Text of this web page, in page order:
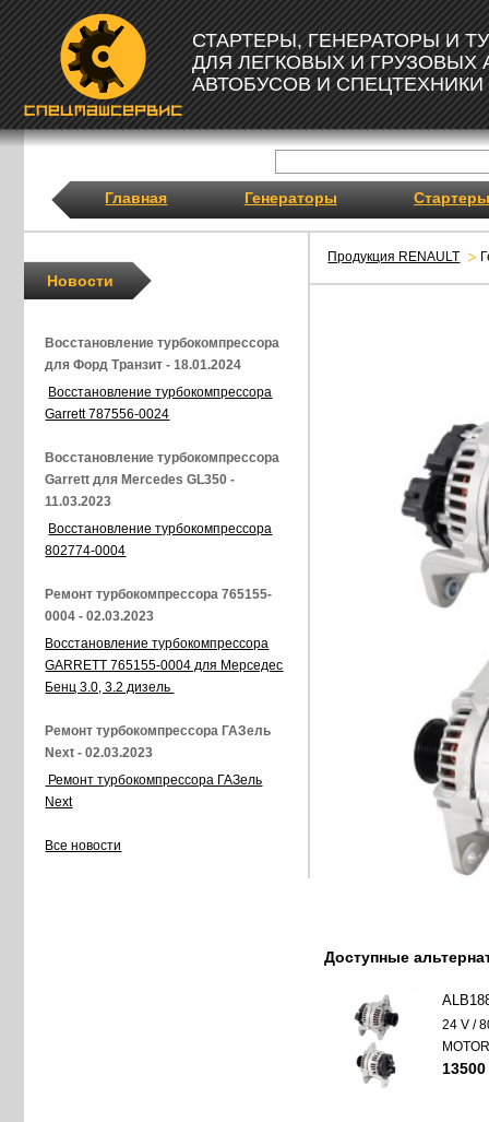
СТАРТЕРЫ, ГЕНЕРАТОРЫ И
ДЛЯ ЛЕГКОВЫХ И ГРУЗОВЫХ
АВТОБУСОВ И СПЕЦТЕХНИКИ
Главная Генераторы Стартеры
Продукция RENAULT
Доступные
24 V /
Новости
Восстановление турбокомпрессора
для Форд Транзит - 18.01.2024
Восстановление турбокомпрессора
Garrett 787556-0024
Восстановление турбокомпрессора
Garrett для Mercedes GL350 -
11.03.2023
Восстановление турбокомпрессора
802774-0004
Ремонт турбокомпрессора 765155-
0004 - 02.03.2023
Восстановление турбокомпрессора
GARRETT 765155-0004 для Мерседес
Бенц 3.0, 3.2 дизель
Ремонт турбокомпрессора ГАЗель
Next - 02.03.2023
Ремонт турбокомпрессора ГАЗель
Next
Все новости